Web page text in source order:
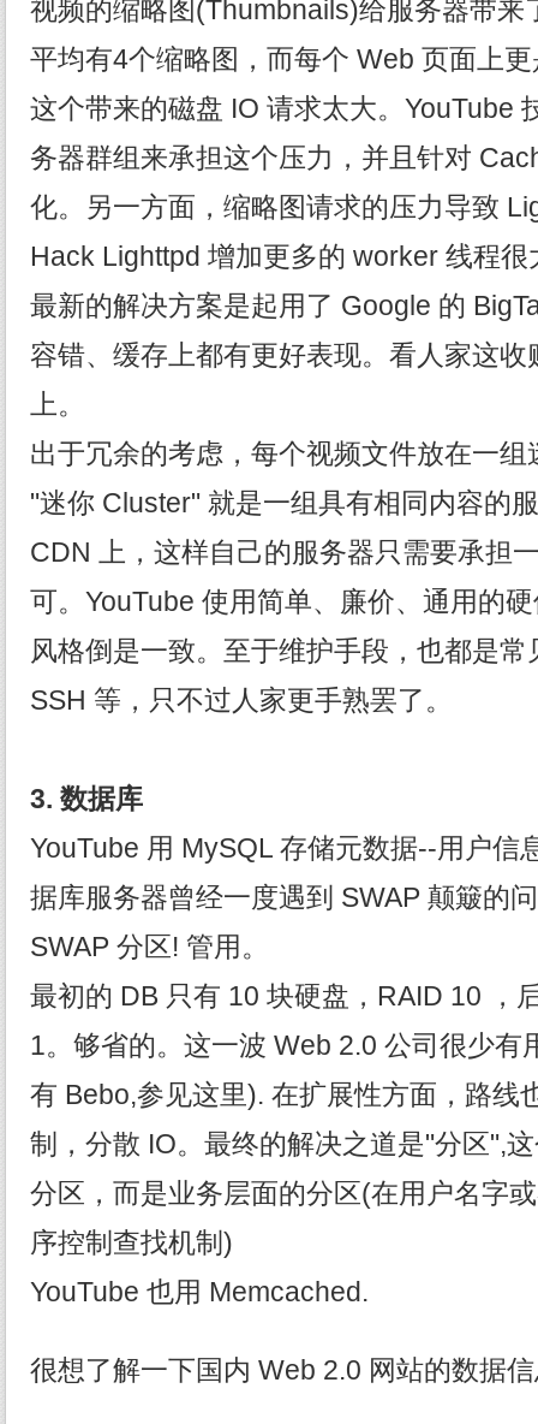
视频的缩略图(Thumbnails)给服务器带来
平均有4个缩略图，而每个 Web 页面上
这个带来的磁盘 IO 请求太大。YouTube
务器群组来承担这个压力，并且针对
化。另一方面，缩略图请求的压力导致
Hack Lighttpd 增加更多的 worker 线程
最新的解决方案是起用了 Google 的
容错、缓存上都有更好表现。看人家这
上。
出于冗余的考虑，每个视频文件放在一
"迷你 Cluster" 就是一组具有相同内容的
CDN 上，这样自己的服务器只需要承担
可。YouTube 使用简单、廉价、通用的
风格倒是一致。至于维护手段，也都是
SSH 等，只不过人家更手熟罢了。
3. 数据库
YouTube 用 MySQL 存储元数据--用户信
据库服务器曾经一度遇到 SWAP 颠簸的
SWAP 分区! 管用。
最初的 DB 只有 10 块硬盘，RAID 10 ，
1。够省的。这一波 Web 2.0 公司很少有
有 Bebo,参见这里). 在扩展性方面，路线
制，分散 IO。最终的解决之道是"分区",
分区，而是业务层面的分区(在用户名字
序控制查找机制)
YouTube 也用 Memcached.
很想了解一下国内 Web 2.0 网站的数据